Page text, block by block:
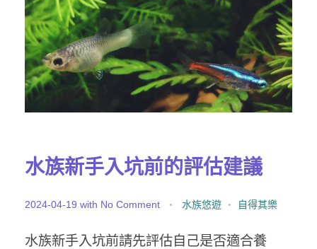
水族新手入坑前的評估建議
2024-04-19 with No Comment 水族悠遊 自得其樂
水族新手入坑前請先評估自己是否適合養